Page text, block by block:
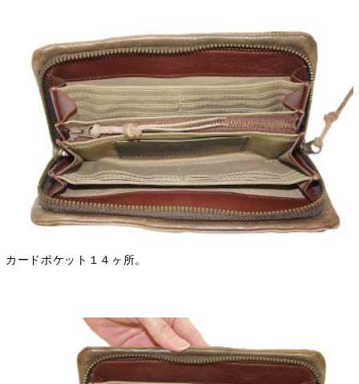
カードポケット１４ヶ所。